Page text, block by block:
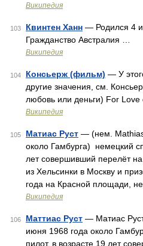
Википедия
103 Квинтен Ханн — Родился 4
Гражданство Австралия …
Википедия
104 Консьерж (фильм) — У
другие значения, см.
любовь или деньги) For Love
Википедия
105 Матиас Руст — (нем.
около Гамбурга) немецкий
лет совершивший перелёт
из Хельсинки в Москву и
года на Красной площади,
Википедия
106 Маттиас Руст — Матиас
июня 1968 года около
пилот, в возрасте 19 лет